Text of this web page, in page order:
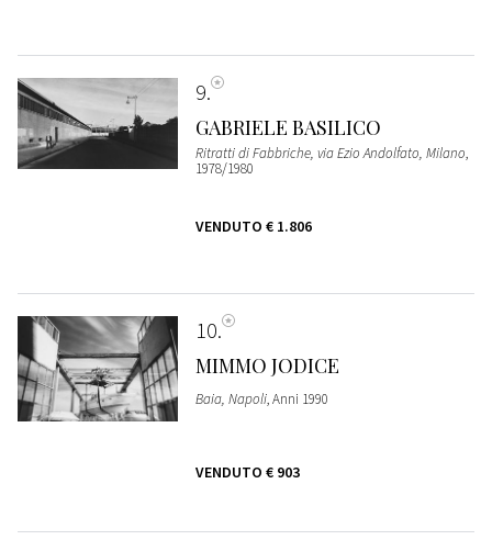
9
GABRIELE BASILICO
Ritratti di Fabbriche, via Ezio Andolfato, Milano,
1978/1980
VENDUTO € 1.806
10
MIMMO JODICE
Baia, Napoli, Anni 1990
VENDUTO € 903